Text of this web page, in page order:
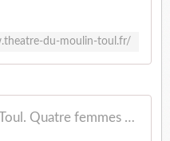
du-moulin-toul.fr/
Toul. Quatre femmes du Théâtre du Moulin sur la scène du Centre Culturel Vauban